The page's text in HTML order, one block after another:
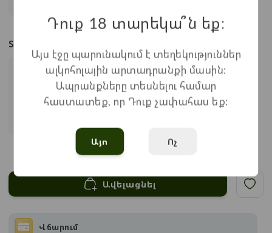
Տեսակներ
Ավելացնել
Վճարում
Դուք 18 տարեկա՞ն եք։
Այս էջը պարունակում է տեղեկություններ
ալկոհոլային արտադրանքի մասին:
Ապրանքները տեսնելու համար
հաստատեք, որ Դուք չափահաս եք:
Այո Ոչ